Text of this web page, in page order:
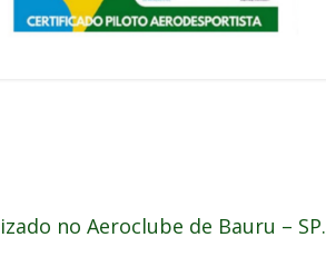
no Aeroclube de Bauru – SP.